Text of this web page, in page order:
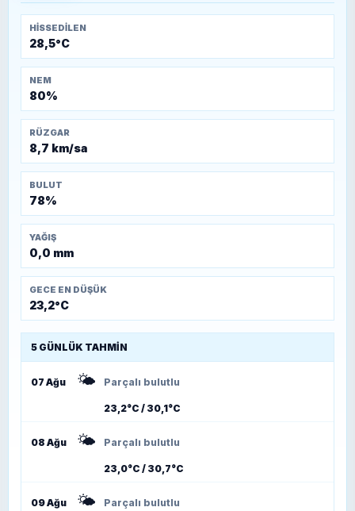
HISSEDILEN
28,5°C
NEM
80%
RÜZGAR
8,7 km/sa
BULUT
78%
YAĞIŞ
0,0 mm
GECE EN DÜŞÜK
23,2°C
5 GÜNLÜK TAHMIN
07 Ağu 🌤️ Parçalı bulutlu
23,2°C / 30,1°C
08 Ağu 🌤️ Parçalı bulutlu
23,0°C / 30,7°C
09 Ağu 🌤️ Parçalı bulutlu